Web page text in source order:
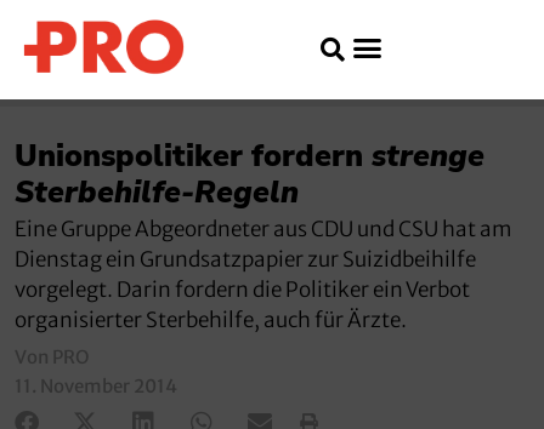
Unionspolitiker fordern strenge
Sterbehilfe-Regeln
Eine Gruppe Abgeordneter aus CDU und CSU hat am
Dienstag ein Grundsatzpapier zur Suizidbeihilfe
vorgelegt. Darin fordern die Politiker ein Verbot
organisierter Sterbehilfe, auch für Ärzte.
Von PRO
11. November 2014